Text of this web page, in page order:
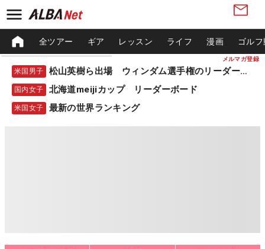
メルマガ登録
全ツアー ギア レッスン ライフ 漫画 ゴル
米国男子 松山英樹ら出場 ウィンダム選手権のリーダーボード
国内女子 北海道meijiカップ リーダーボード
米国女子 最新の世界ランキング